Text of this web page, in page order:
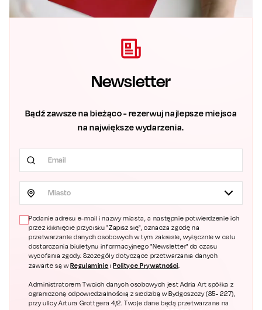
Newsletter
Bądź zawsze na bieżąco - rezerwuj najlepsze miejsca
na największe wydarzenia.
Miasto
Podanie adresu e-mail i nazwy miasta, a następnie potwierdzenie ich
przez kliknięcie przycisku "Zapisz się", oznacza zgodę na
przetwarzanie danych osobowych w tym zakresie, wyłącznie w celu
dostarczania biuletynu informacyjnego "Newsletter" do czasu
wycofania zgody. Szczegóły dotyczące przetwarzania danych
zawarte są wRegulaminie iPolityce Prywatności
Administratorem Twoich danych osobowych jest Adria Art spółka z
ograniczoną odpowiedzialnością z siedzibą w Bydgoszczy (85- 227),
przy ulicy Artura Grottgera 4/2. Twoje dane będą przetwarzane na